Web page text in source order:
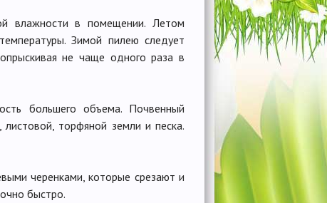
влажности в помещении. Летом
Зимой пилею следует
не чаще одного раза в
большего объема. Почвенный
торфяной земли и песка.
черенками, которые срезают и
быстро.